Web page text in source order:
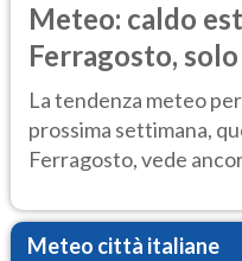
Meteo: caldo
Ferragosto,
Ecco dove
La tendenza meteo
prossima settimana,
Ferragosto, vede
Meteo città italiane